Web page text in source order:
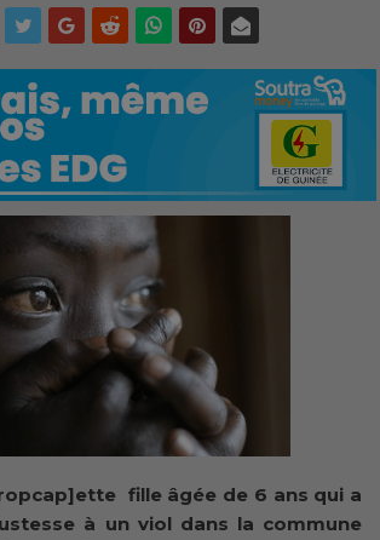
fille âgée de 6 ans qui a
à un viol dans la commune